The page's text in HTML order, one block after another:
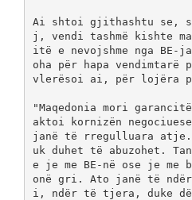
Ai shtoi gjithashtu se,
j, vendi tashmë kishte
itë e nevojshme nga BE-
oha për hapa
vlerësoi ai, për lojëra
"Maqedonia mori
aktoi kornizën
janë të rregulluara atje.
uk duhet të abuzohet.
e je me BE-në ose je me
onë gri. Ato janë të
i, ndër të tjera, duke